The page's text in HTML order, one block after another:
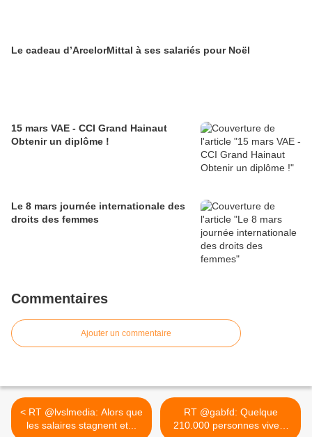
Le cadeau d’ArcelorMittal à ses salariés pour Noël
15 mars VAE - CCI Grand Hainaut
Obtenir un diplôme !
Le 8 mars journée internationale des
droits des femmes
Commentaires
Ajouter un commentaire
< RT @lvslmedia: Alors que
les salaires stagnent et...
RT @gabfd: Quelque
210.000 personnes vivent